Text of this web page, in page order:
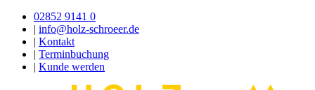
02852 9141 0
info@holz-schroeer.de
Kontakt
Terminbuchung
Kunde werden